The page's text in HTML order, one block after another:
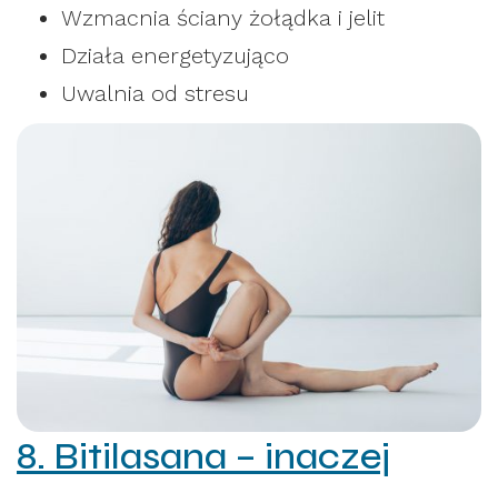
Wzmacnia ściany żołądka i jelit
Działa energetyzująco
Uwalnia od stresu
8. Bitilasana – inaczej